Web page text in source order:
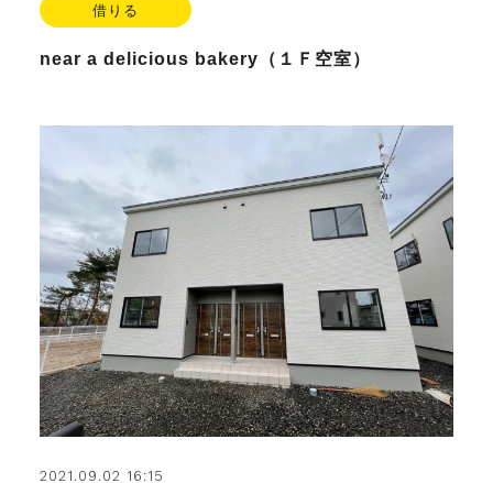
借りる
near a delicious bakery（１Ｆ空室）
2021.09.02 16:15